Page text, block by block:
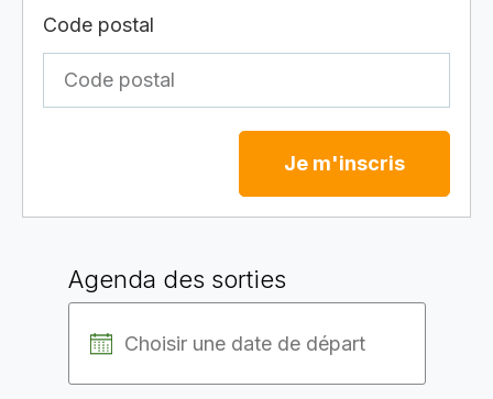
Code postal
Je m'inscris
Agenda des sorties